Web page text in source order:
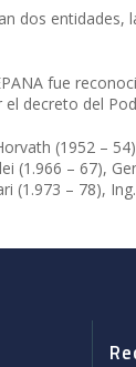
dos
fue
decreto del
(1952 –
(1.966 – 67),
(1.973 – 78),